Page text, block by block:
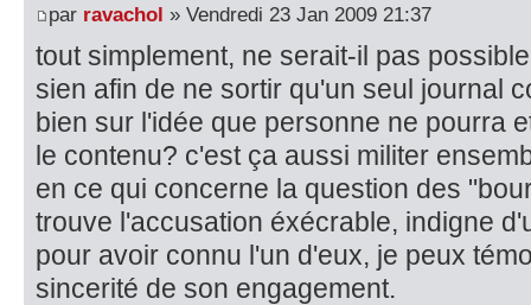
par ravachol » Vendredi 23 Jan 2009 21:37
tout simplement, ne serait-il pas
sien afin de ne sortir qu'un seul journal
bien sur l'idée que personne ne pourra
le contenu? c'est ça aussi militer
en ce qui concerne la question des
trouve l'accusation éxécrable, indigne
pour avoir connu l'un d'eux, je peux
sincerité de son engagement.